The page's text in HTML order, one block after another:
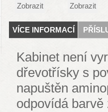
Zobrazit Zobrazit
VÍCE INFORMACÍ
Kabinet není
dřevotřísky s
napuštěn
odpovídá barvě